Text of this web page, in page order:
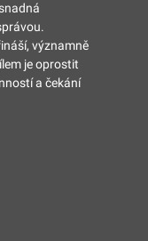
významně
je oprostit
a čekání